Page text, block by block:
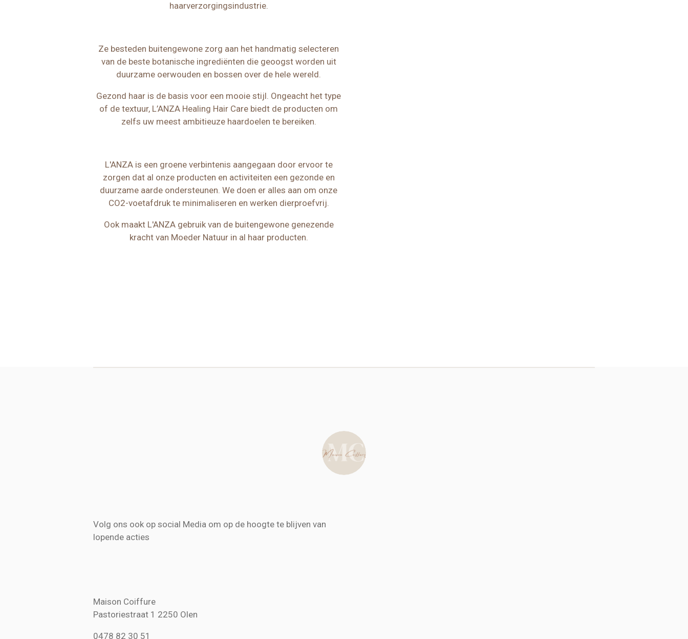
haarverzorgingsindustrie.
Ze besteden buitengewone zorg aan het handmatig selecteren
van de beste botanische ingrediënten die geoogst worden uit
duurzame oerwouden en bossen over de hele wereld.
Gezond haar is de basis voor een mooie stijl. Ongeacht het type
of de textuur, L’ANZA Healing Hair Care biedt de producten om
zelfs uw meest ambitieuze haardoelen te bereiken.
L'ANZA is een groene verbintenis aangegaan door ervoor te
zorgen dat al onze producten en activiteiten een gezonde en
duurzame aarde ondersteunen. We doen er alles aan om onze
CO2-voetafdruk te minimaliseren en werken dierproefvrij.
Ook maakt L'ANZA gebruik van de buitengewone genezende
kracht van Moeder Natuur in al haar producten.
Volg ons ook op social Media om op de hoogte te blijven van
lopende acties
Maison Coiffure
Pastoriestraat 1 2250 Olen
0478 82 30 51